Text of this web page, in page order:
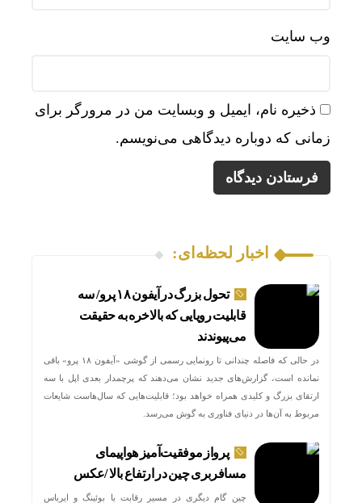
وب‌ سایت
ذخیره نام، ایمیل و وبسایت من در مرورگر برای
زمانی که دوباره دیدگاهی می‌نویسم.
اخبار لحظه‌ای:
تحول بزرگ در آیفون ۱۸ پرو/ سه
قابلیت رویایی که بالاخره به حقیقت
می‌پیوندند
در حالی که فاصله چندانی تا رونمایی رسمی از گوشی «آیفون ۱۸ پرو» باقی
نمانده است، گزارش‌های جدید نشان می‌دهند که پرچمدار بعدی اپل با سه
ارتقای بزرگ و کلیدی همراه خواهد بود؛ قابلیت‌هایی که سال‌هاست شایعات
مربوط به آن‌ها در دنیای فناوری به گوش می‌رسد.
پرواز موفقیت‌آمیز هواپیمای
مسافربری چین در ارتفاع بالا /عکس
چین گام دیگری در مسیر رقابت با بوئینگ و ایرباس